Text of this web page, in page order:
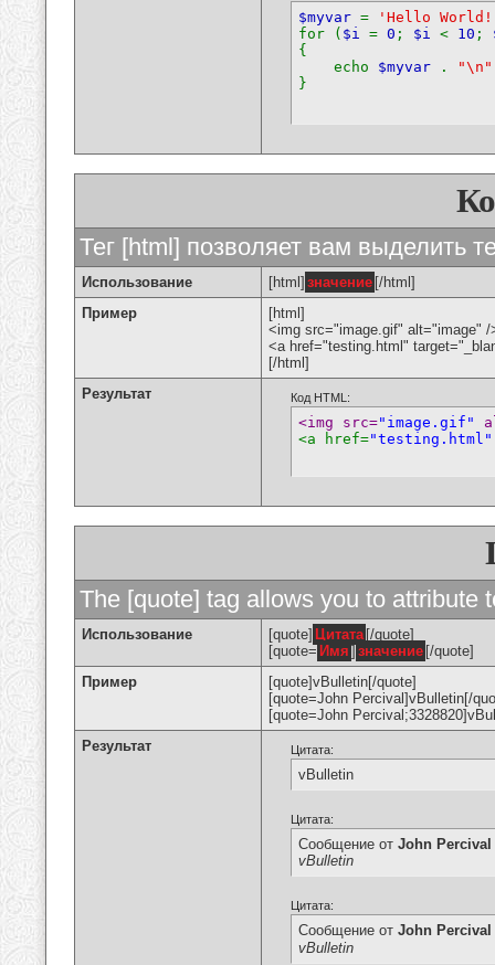
$myvar =
'Hello
for ( $i = 0 ; $i < 10 ;
{
echo $myvar . "\n"
}
Тег [html] позволяет вам выделить
Использование [html] значение [/html]
Пример
[html]
<img src="image.gif" alt="image" /
<a href="testing.html"
[/html]
Результат
Код HTML:
<img src="image.gif"
<a href="testing.html"
The [quote] tag allows you to attribute
Использование [quote] Цитата [/quote]
[quote= Имя ] значение [/quote]
Пример
[quote]vBulletin[/quote]
[quote=John Percival]vBulletin[/
[quote=John
Результат
Цитата:
vBulletin
Цитата:
Сообщение от John Percival
vBulletin
Цитата:
Сообщение от John Percival
vBulletin